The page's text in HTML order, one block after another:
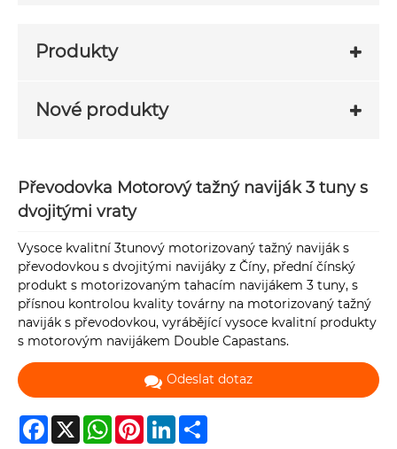
Produkty
Nové produkty
Převodovka Motorový tažný naviják 3 tuny s
dvojitými vraty
Vysoce kvalitní 3tunový motorizovaný tažný naviják s
převodovkou s dvojitými navijáky z Číny, přední čínský
produkt s motorizovaným tahacím navijákem 3 tuny, s
přísnou kontrolou kvality továrny na motorizovaný tažný
naviják s převodovkou, vyrábějící vysoce kvalitní produkty
s motorovým navijákem Double Capastans.
Odeslat dotaz
Facebook
X WhatsAppPinterestLinkedIn